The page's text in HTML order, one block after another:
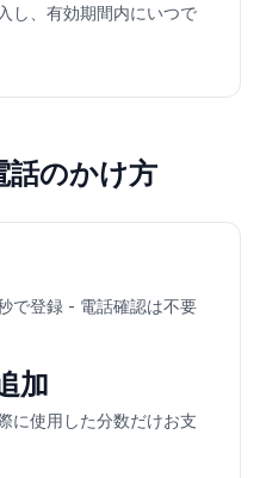
し、有効期間内にいつで
話のかけ方
で登録 - 電話確認は不要
加
に使用した分数だけお支